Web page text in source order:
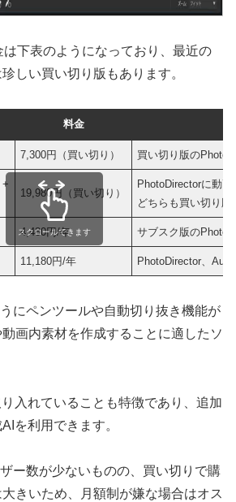
は下表のようになっており、最近の
しい買い切り版もあります。
料金
7,300円（買い切り） 買い切り版の
+
19,980円（買い切り）
PhotoDirectorに動
どちらも買い切り版
4,480円/年 サブスク版の
11,180円/年 PhotoDirector、
スクロールできます
にペンツールや自動切り抜き機能が
画内素材を作成することに適したソ
入れていることも特徴であり、追加
を利用できます。
ー数が少ないものの、買い切りで購
きいため、月額制が嫌な場合はオス